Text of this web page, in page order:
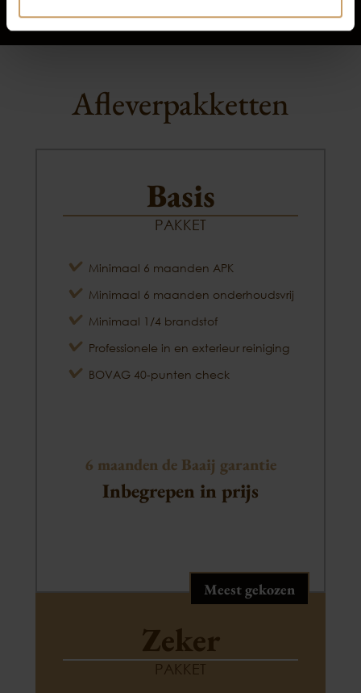
Afleverpakketten
Basis
PAKKET
Minimaal 6 maanden APK
Minimaal 6 maanden onderhoudsvrij
Minimaal 1/4 brandstof
Professionele in en exterieur reiniging
BOVAG 40-punten check
6 maanden de Baaij garantie
Inbegrepen in prijs
Meest gekozen
Zeker
PAKKET